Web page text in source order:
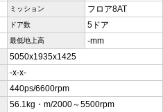
ミッション フロア8AT
ドア数 5ドア
最低地上高 -mm
5050x1935x1425
-x-x-
440ps/6600rpm
56.1kg・m/2000～5500rpm